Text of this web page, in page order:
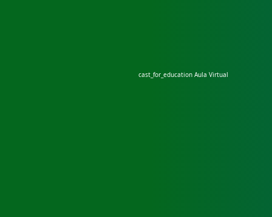
cast_for_education Aula Virtual